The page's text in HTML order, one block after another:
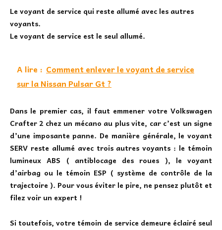
Le voyant de service qui reste allumé avec les autres
voyants.
Le voyant de service est le seul allumé.
A lire : Comment enlever le voyant de service
sur la Nissan Pulsar Gt ?
Dans le premier cas, il faut emmener votre Volkswagen
Crafter 2 chez un mécano au plus vite, car c’est un signe
d’une imposante panne. De manière générale, le voyant
SERV reste allumé avec trois autres voyants : le témoin
lumineux ABS ( antiblocage des roues ), le voyant
d’airbag ou le témoin ESP ( système de contrôle de la
trajectoire ). Pour vous éviter le pire, ne pensez plutôt et
filez voir un expert !
Si toutefois, votre témoin de service demeure éclairé seul